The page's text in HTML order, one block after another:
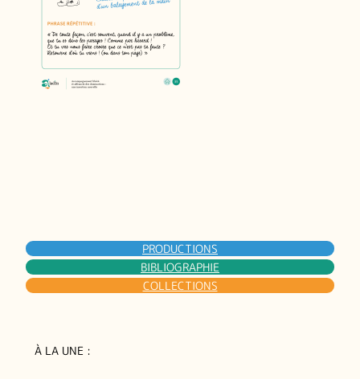
PRODUCTIONS
BIBLIOGRAPHIE
COLLECTIONS
À LA UNE :